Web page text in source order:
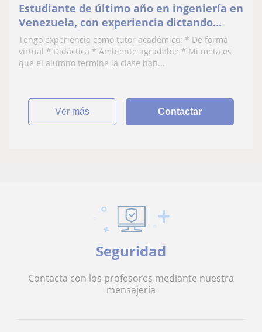
Estudiante de último año en ingeniería en
Venezuela, con experiencia dictando
clases de Matemáticas y física de
bachillerato
Tengo experiencia como tutor académico: * De forma
virtual * Didáctica * Ambiente agradable * Mi meta es
que el alumno termine la clase hab...
ver más Contactar
Seguridad
Contacta con los profesores mediante nuestra
mensajería